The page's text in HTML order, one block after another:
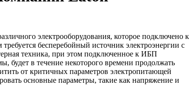
электрооборудования, которое подключено к
бесперебойный источник электроэнергии с
техника, при этом подключенное к ИБП
будет в течение некоторого времени продолжать
от критичных параметров электропитающей
основные параметры, такие как напряжение и